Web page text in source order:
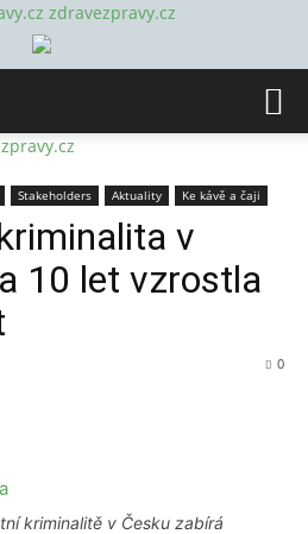
zdravezpravy.cz
Stakeholders Aktuality Ke kávě a čaji
v
10 let vzrostla
0
kriminalitě v Česku zabírá